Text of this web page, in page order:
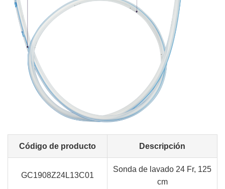
Código de producto Descripción
GC1908Z24L13C01
Sonda de lavado 24 Fr, 125
cm